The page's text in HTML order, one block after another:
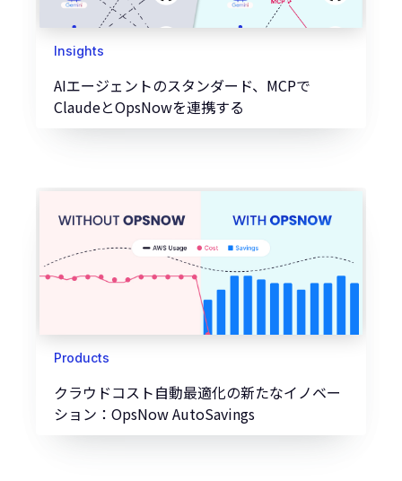
Insights
AIエージェントのスタンダード、MCPで
ClaudeとOpsNowを連携する
Products
クラウドコスト自動最適化の新たなイノベー
ション：OpsNow AutoSavings